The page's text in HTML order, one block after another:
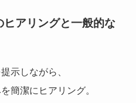
ヒアリングと一般的な
示しながら、
簡潔にヒアリング。